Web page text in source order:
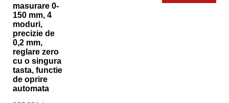
masurare 0-
150 mm, 4
moduri,
precizie de
0,2 mm,
reglare zero
cu o singura
tasta, functie
de oprire
automata